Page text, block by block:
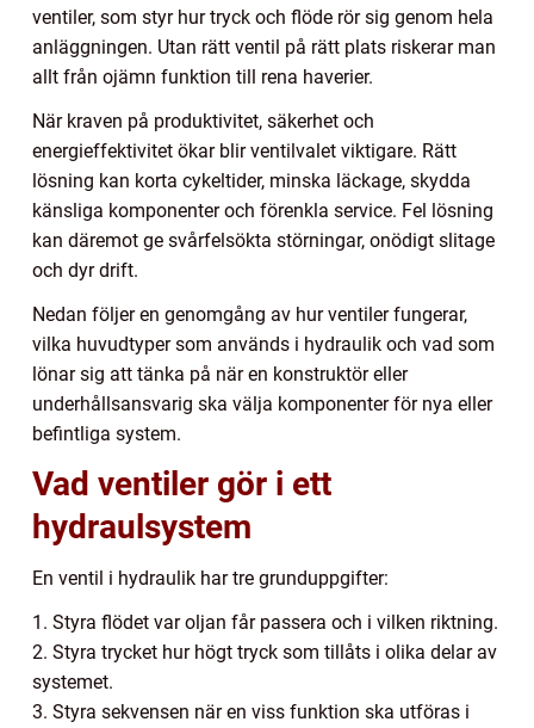
ventiler, som styr hur tryck och flöde rör sig genom hela
anläggningen. Utan rätt ventil på rätt plats riskerar man
allt från ojämn funktion till rena haverier.
När kraven på produktivitet, säkerhet och
energieffektivitet ökar blir ventilvalet viktigare. Rätt
lösning kan korta cykeltider, minska läckage, skydda
känsliga komponenter och förenkla service. Fel lösning
kan däremot ge svårfelsökta störningar, onödigt slitage
och dyr drift.
Nedan följer en genomgång av hur ventiler fungerar,
vilka huvudtyper som används i hydraulik och vad som
lönar sig att tänka på när en konstruktör eller
underhållsansvarig ska välja komponenter för nya eller
befintliga system.
Vad ventiler gör i ett
hydraulsystem
En ventil i hydraulik har tre grunduppgifter:
1. Styra flödet var oljan får passera och i vilken riktning.
2. Styra trycket hur högt tryck som tillåts i olika delar av
systemet.
3. Styra sekvensen när en viss funktion ska utföras i